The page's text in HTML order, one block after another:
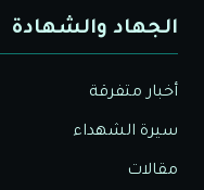
الجهاد والشهادة
أخبار متفرقة
سيرة الشهداء
مقالات